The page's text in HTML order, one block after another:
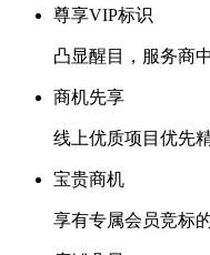
尊享VIP标识
凸显醒目，服务商
商机先享
线上优质项目优先
宝贵商机
享有专属会员竞标